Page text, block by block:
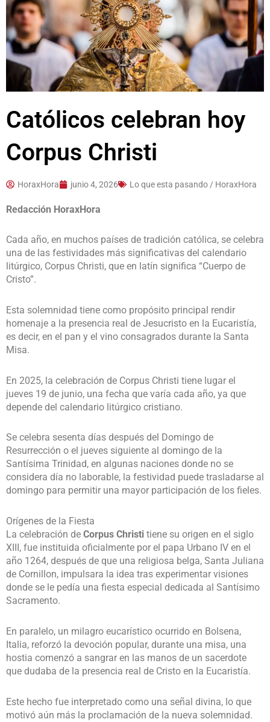
Católicos celebran hoy
Corpus Christi
HoraxHora junio 4, 2026 Lo que esta pasando / HoraxHora
Redacción HoraxHora
Cada año, en muchos países de tradición católica, se celebra
una de las festividades más significativas del calendario
litúrgico, Corpus Christi, que en latín significa “Cuerpo de
Cristo”.
Esta solemnidad tiene como propósito principal rendir
homenaje a la presencia real de Jesucristo en la Eucaristía,
es decir, en el pan y el vino consagrados durante la Santa
Misa.
En 2025, la celebración de Corpus Christi tiene lugar el
jueves 19 de junio, una fecha que varía cada año, ya que
depende del calendario litúrgico cristiano.
Se celebra sesenta días después del Domingo de
Resurrección o el jueves siguiente al domingo de la
Santísima Trinidad, en algunas naciones donde no se
considera día no laborable, la festividad puede trasladarse al
domingo para permitir una mayor participación de los fieles.
Orígenes de la Fiesta
La celebración de Corpus Christi tiene su origen en el siglo
XIII, fue instituida oficialmente por el papa Urbano IV en el
año 1264, después de que una religiosa belga, Santa Juliana
de Cornillon, impulsara la idea tras experimentar visiones
donde se le pedía una fiesta especial dedicada al Santísimo
Sacramento.
En paralelo, un milagro eucarístico ocurrido en Bolsena,
Italia, reforzó la devoción popular, durante una misa, una
hostia comenzó a sangrar en las manos de un sacerdote
que dudaba de la presencia real de Cristo en la Eucaristía.
Este hecho fue interpretado como una señal divina, lo que
motivó aún más la proclamación de la nueva solemnidad.